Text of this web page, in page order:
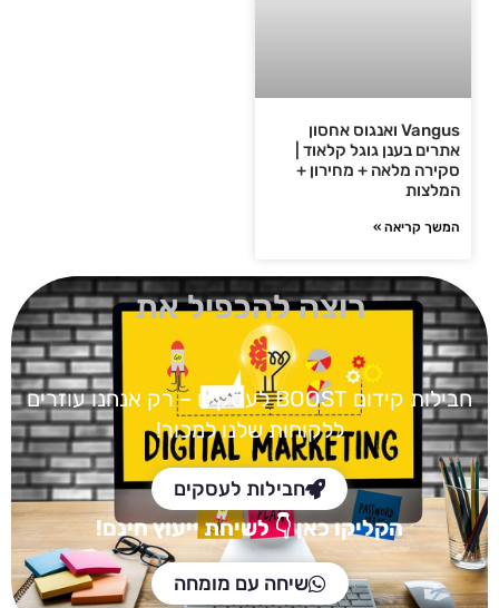
Vangus ואנגוס אחסון
אתרים בענן גוגל קלאוד |
סקירה מלאה + מחירון +
המלצות
המשך קריאה »
רוצה להכפיל את
חבילות קידום BOOST
לעסקים – רק אנחנו עוזרים
ללקוחות שלנו למכור!
חבילות לעסקים
הקליקו כאן👇 לשיחת ייעוץ חינם!
שיחה עם מומחה